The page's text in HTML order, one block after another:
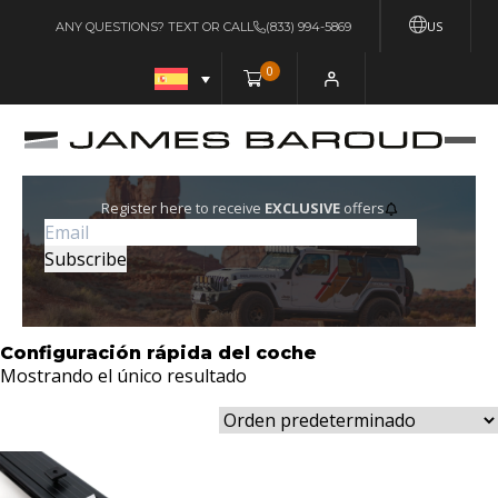
US
ANY QUESTIONS? TEXT OR CALL (833) 994-5869
0
Register here to receive EXCLUSIVEoffers
Configuración rápida del coche
Mostrando el único resultado